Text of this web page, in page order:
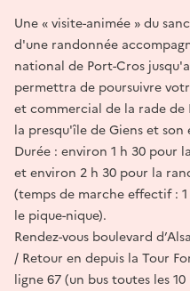
Une « visite-animée » du
d'une randonnée
national de Port-Cros
permettra de poursuivre
et commercial de la rade
la presqu'île de Giens et son
Durée : environ 1 h 30 pour
et environ 2 h 30 pour la
(temps de marche effectif :
le pique-nique).
Rendez-vous boulevard
/ Retour en depuis la Tour
ligne 67 (un bus toutes les